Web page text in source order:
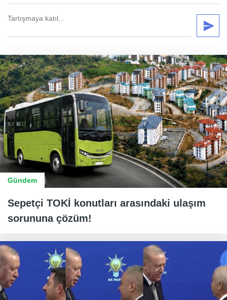
Gündem
Sepetçi TOKİ konutları arasındaki ulaşım
sorununa çözüm!